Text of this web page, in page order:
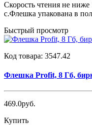
Скорость чтения не
с.Флешка упакована в
Быстрый просмотр
Код товара: 3547.42
Флешка Profit, 8 Гб,
469.0руб.
Купить